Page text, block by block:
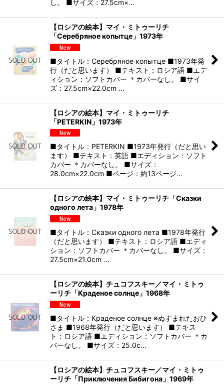
し。 ■サイズ：27.5cm×…
【ロシアの絵本】マイ・ミトゥーリチ
「Серебряное копытце」1973年
■タイトル：Серебряное копытце ■1973年発
行（だと思います） ■テキスト：ロシア語 ■エデ
ィション：ソフトカバー ＊カバーなし。 ■サイ
ズ：27.5cm×22.0cm …
【ロシアの絵本】マイ・ミトゥーリチ
「PETERKIN」1973年
■タイトル：PETERKIN ■1973年発行（だと思い
ます） ■テキスト：英語 ■エディション：ソフト
カバー ＊カバーなし。 ■サイズ：
28.0cm×22.0cm ■ページ：約13ページ…
【ロシアの絵本】マイ・ミトゥーリチ「Сказки
одного лета」1978年
■タイトル：Сказки одного лета ■1978年発行
（だと思います） ■テキスト：ロシア語 ■エディ
ション：ソフトカバー ＊カバーなし。 ■サイズ：
27.5cm×21.0cm …
【ロシアの絵本】チュコフスキー／マイ・ミトゥ
ーリチ「Краденое солнце」1968年
■タイトル：Краденое солнце ※ぬすまれたおひ
さま ■1968年発行（だと思います） ■テキス
ト：ロシア語 ■エディション：ソフトカバー ＊カ
バーなし。 ■サイズ：25.0c…
【ロシアの絵本】チュコフスキー／マイ・ミトゥ
ーリチ「Приключения Бибигона」1969年